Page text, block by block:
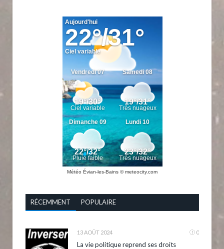
Météo Évian-les-Bains © meteocity.com
RÉCEMMENT POPULAIRE
13 AOÛT 2024 0
La vie politique reprend ses droits